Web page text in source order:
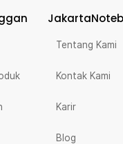
Tentang Kami
Kontak Kami
Karir
Blog